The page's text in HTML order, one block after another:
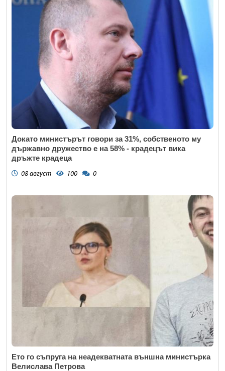
Докато министърът говори за 31%, собственото му
държавно дружество е на 58% - крадецът вика
дръжте крадеца
08 август 100 0
Ето го съпруга на неадекватната външна министърка
Велислава Петрова